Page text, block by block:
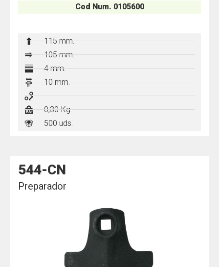
Cod Num. 0105600
115 mm.
105 mm.
4 mm.
10 mm.
0,30 Kg.
500 uds.
544-CN
Preparador